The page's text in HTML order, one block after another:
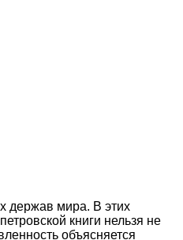
держав мира. В этих
книги нельзя не
объясняется